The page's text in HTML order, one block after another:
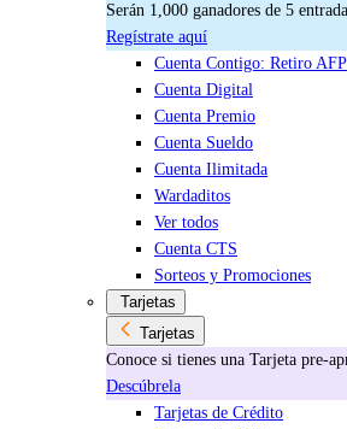
Serán 1,000 ganadores de 5
Regístrate aquí
Cuenta Contigo: Retiro AFP
Cuenta Digital
Cuenta Premio
Cuenta Sueldo
Cuenta Ilimitada
Wardaditos
Ver todos
Cuenta CTS
Sorteos y Promociones
Tarjetas
Tarjetas
Conoce si tienes una Tarjeta pre-
Descúbrela
Tarjetas de Crédito